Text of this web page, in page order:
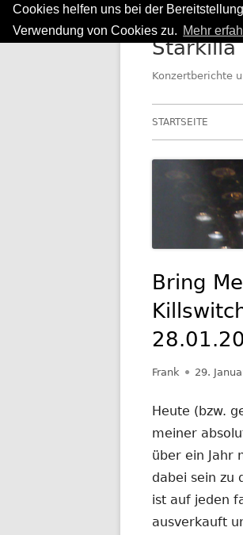
Cookies helfen uns bei der
Verwendung von Cookies zu. Mehr
Springe
Starkilla
Konzertberichte
Menü
STARTSEITE
Bring
Autor
Frank 29.
Heute (bzw.
meiner
über ein Jahr
dabei sein zu
ist auf jeden
ausverkauft